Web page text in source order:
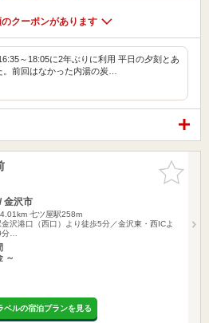
クーポンがあります
～18:05に2年ぶりに利用 平日の夕刻とあ
。前回はなかった内湯の炭…
お気に入
りに追加
金沢市
七ツ屋駅258m
沢港口（西口）より徒歩5分／金沢東・西ICよ
…
～
ベルの宿泊プランを見る